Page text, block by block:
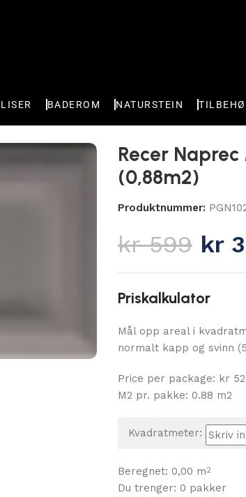
BADEROM NATURSTEIN
Recer
(0,88m2)
Produktnummer:
kr599 kr
Priskalkulator
Mål opp areal i
normalt kapp og svinn
Price per package: kr
M2 pr. pakke: 0.88 m2
Kvadratmeter:
Beregnet: 0,00 m2
Du trenger: 0 pakker